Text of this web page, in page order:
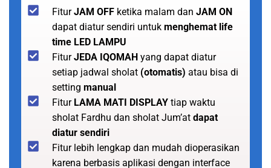
FiturJAM OFF ketika malam dan JAM ON
dapat diatur sendiri untuk menghemat life
time LED LAMPU
FiturJEDA IQOMAH yang dapat diatur
setiap jadwal sholat (otomatis) atau bisa di
setting manual
Fitur LAMA MATI DISPLAY tiap waktu
sholat Fardhu dan sholat Jum’at dapat
diatur sendiri
Fitur lebih lengkap dan mudah dioperasikan
karena berbasis aplikasi dengan interface